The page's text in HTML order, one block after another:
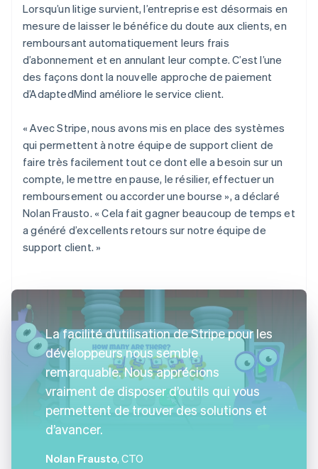
Lorsqu’un litige survient, l’entreprise est désormais en
mesure de laisser le bénéfice du doute aux clients, en
remboursant automatiquement leurs frais
d’abonnement et en annulant leur compte. C’est l’une
des façons dont la nouvelle approche de paiement
d’AdaptedMind améliore le service client.
« Avec Stripe, nous avons mis en place des systèmes
qui permettent à notre équipe de support client de
faire très facilement tout ce dont elle a besoin sur un
compte, le mettre en pause, le résilier, effectuer un
remboursement ou accorder une bourse », a déclaré
Nolan Frausto. « Cela fait gagner beaucoup de temps et
a généré d’excellents retours sur notre équipe de
support client. »
La facilité d’utilisation de Stripe pour les
développeurs nous semble
remarquable. Nous apprécions
vraiment de disposer d’outils qui vous
permettent de trouver des solutions et
d’avancer.
Nolan Frausto, CTO